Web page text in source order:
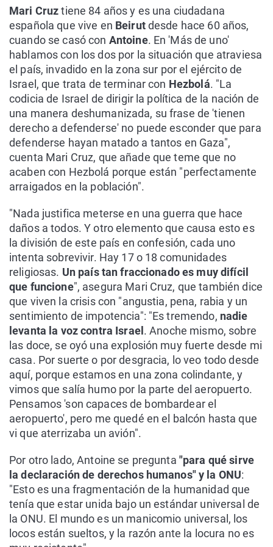
Mari Cruztiene 84 años y es una ciudadana
española que vive en Beirutdesde hace 60 años,
cuando se casó con Antoine. En 'Más de uno'
hablamos con los dos por la situación que atraviesa
el país, invadido en la zona sur por el ejército de
Israel, que trata de terminar con Hezbolá. "La
codicia de Israel de dirigir la política de la nación de
una manera deshumanizada, su frase de 'tienen
derecho a defenderse' no puede esconder que para
defenderse hayan matado a tantos en Gaza",
cuenta Mari Cruz, que añade que teme que no
acaben con Hezbolá porque están "perfectamente
arraigados en la población".
"Nada justifica meterse en una guerra que hace
daños a todos. Y otro elemento que causa esto es
la división de este país en confesión, cada uno
intenta sobrevivir. Hay 17 o 18 comunidades
religiosas. Un país tan fraccionado es muy difícil
que funcione", asegura Mari Cruz, que también dice
que viven la crisis con "angustia, pena, rabia y un
sentimiento de impotencia": "Es tremendo, nadie
levanta la voz contra Israel . Anoche mismo, sobre
las doce, se oyó una explosión muy fuerte desde mi
casa. Por suerte o por desgracia, lo veo todo desde
aquí, porque estamos en una zona colindante, y
vimos que salía humo por la parte del aeropuerto.
Pensamos 'son capaces de bombardear el
aeropuerto', pero me quedé en el balcón hasta que
vi que aterrizaba un avión".
Por otro lado, Antoine se pregunta "para qué sirve
la declaración de derechos humanos" y la ONU:
"Esto es una fragmentación de la humanidad que
tenía que estar unida bajo un estándar universal de
la ONU. El mundo es un manicomio universal, los
locos están sueltos, y la razón ante la locura no es